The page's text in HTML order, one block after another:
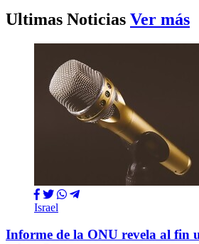
Ultimas Noticias Ver más
Israel
Informe de la ONU revela al fin